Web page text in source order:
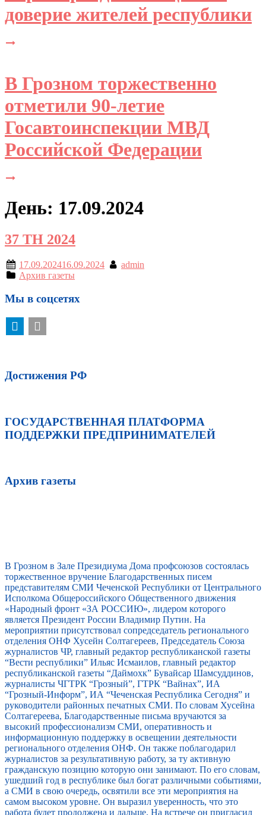
доверие жителей республики
В Грозном торжественно
отметили 90-летие
Госавтоинспекции МВД
Российской Федерации
День: 17.09.2024
37 ТН 2024
17.09.202416.09.2024
admin
Архив газеты
Мы в соцсетях
Достижения РФ
ГОСУДАРСТВЕННАЯ ПЛАТФОРМА
ПОДДЕРЖКИ ПРЕДПРИНИМАТЕЛЕЙ
Архив газеты
В Грозном в Зале Президиума Дома профсоюзов состоялась
торжественное вручение Благодарственных писем
представителям СМИ Чеченской Республики от Центрального
Исполкома Общероссийского Общественного движения
«Народный фронт «ЗА РОССИЮ», лидером которого
является Президент России Владимир Путин. На
мероприятии присутствовал сопредседатель регионального
отделения ОНФ Хусейн Солтагереев, Председатель Союза
журналистов ЧР, главный редактор республиканской газеты
“Вести республики” Ильяс Исмаилов, главный редактор
республиканской газеты “Даймохк” Бувайсар Шамсуддинов,
журналисты ЧГТРК “Грозный”, ГТРК “Вайнах”, ИА
“Грозный-Информ”, ИА “Чеченская Республика Сегодня” и
руководители районных печатных СМИ. По словам Хусейна
Солтагереева, Благодарственные письма вручаются за
высокий профессионализм СМИ, оперативность и
информационную поддержку в освещении деятельности
регионального отделения ОНФ. Он также поблагодарил
журналистов за результативную работу, за ту активную
гражданскую позицию которую они занимают. По его словам,
ушедший год в республике был богат различными событиями,
а СМИ в свою очередь, освятили все эти мероприятия на
самом высоком уровне. Он выразил уверенность, что это
работа будет продолжена и дальше. На встрече он пригласил